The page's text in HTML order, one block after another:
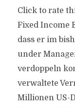
Click to rate
Fixed Income
dass er im
under
verdoppeln
verwaltete
Millionen US-